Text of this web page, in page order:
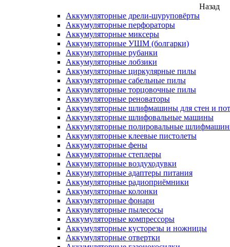
Назад
Аккумуляторные дрели-шуруповёрты
Аккумуляторные перфораторы
Аккумуляторные миксеры
Аккумуляторные УШМ (болгарки)
Аккумуляторные рубанки
Аккумуляторные лобзики
Аккумуляторные циркулярные пилы
Аккумуляторные сабельные пилы
Аккумуляторные торцовочные пилы
Аккумуляторные реноваторы
Аккумуляторные шлифмашины для стен и
Аккумуляторные шлифовальные машины
Аккумуляторные полировальные
Аккумуляторные клеевые пистолеты
Аккумуляторные фены
Аккумуляторные степлеры
Аккумуляторные воздуходувки
Аккумуляторные адаптеры питания
Аккумуляторные радиоприёмники
Аккумуляторные колонки
Аккумуляторные фонари
Аккумуляторные пылесосы
Аккумуляторные компрессоры
Аккумуляторные кусторезы и ножницы
Аккумуляторные отвертки